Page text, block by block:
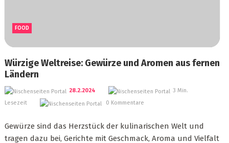
FOOD
Würzige Weltreise: Gewürze und Aromen aus fernen
Ländern
28.2.2024
3 Min.
Lesezeit
0 Kommentare
Gewürze sind das Herzstück der kulinarischen Welt und
tragen dazu bei, Gerichte mit Geschmack, Aroma und Vielfalt